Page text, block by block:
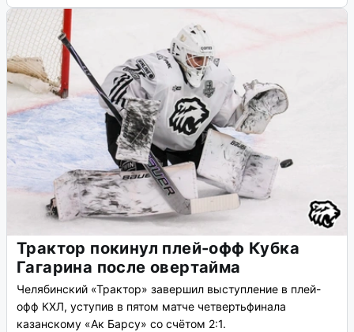
Трактор покинул плей-офф Кубка
Гагарина после овертайма
Челябинский «Трактор» завершил выступление в плей-
офф КХЛ, уступив в пятом матче четвертьфинала
казанскому «Ак Барсу» со счётом 2:1.